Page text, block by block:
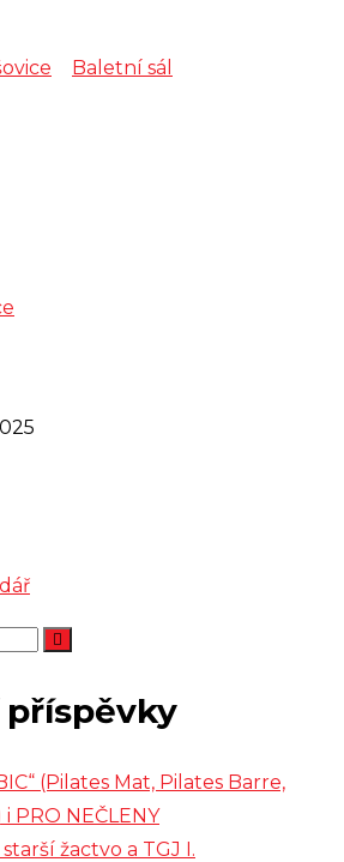
Baletní sál
příspěvky
(Pilates Mat, Pilates Barre,
PRO NEČLENY
žactvo a TGJ I.